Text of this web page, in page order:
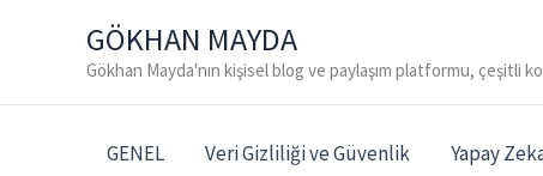
GÖKHAN MAYDA
Gökhan Mayda'nın kişisel blog ve paylaşım platformu, çeşitli
GENEL Veri Gizliliği ve Güvenlik Yapay